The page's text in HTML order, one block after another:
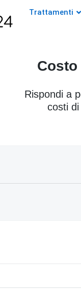
Trattamenti
Rispondi a
costi